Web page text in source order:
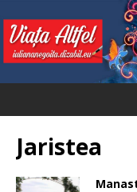
Jaristea